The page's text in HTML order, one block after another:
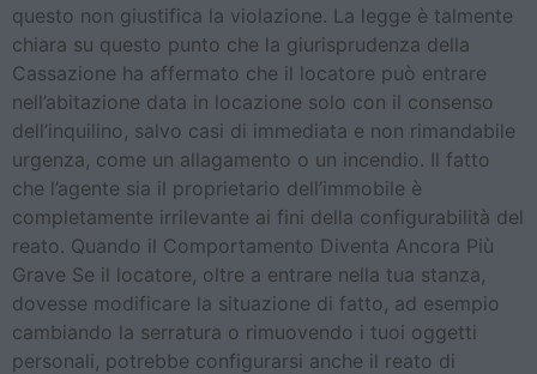
questo non giustifica la violazione. La legge è talmente
chiara su questo punto che la giurisprudenza della
Cassazione ha affermato che il locatore può entrare
nell’abitazione data in locazione solo con il consenso
dell’inquilino, salvo casi di immediata e non rimandabile
urgenza, come un allagamento o un incendio. Il fatto
che l’agente sia il proprietario dell’immobile è
completamente irrilevante ai fini della configurabilità del
reato. Quando il Comportamento Diventa Ancora Più
Grave Se il locatore, oltre a entrare nella tua stanza,
dovesse modificare la situazione di fatto, ad esempio
cambiando la serratura o rimuovendo i tuoi oggetti
personali, potrebbe configurarsi anche il reato di